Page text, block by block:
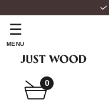
☰
MENU
0